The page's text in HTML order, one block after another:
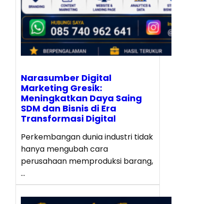
Narasumber Digital
Marketing Gresik:
Meningkatkan Daya Saing
SDM dan Bisnis di Era
Transformasi Digital
Perkembangan dunia industri tidak
hanya mengubah cara
perusahaan memproduksi barang,
…